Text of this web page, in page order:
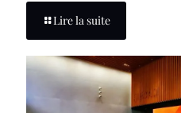
Lire la suite